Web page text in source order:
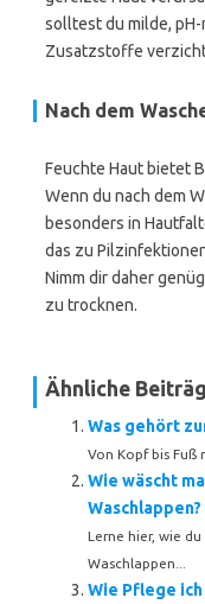
solltest du milde,
Zusatzstoffe
Nach dem
Feuchte Haut bietet
Wenn du nach dem
besonders in
das zu
Nimm dir daher
zu trocknen.
Ähnliche
Was gehört
Von Kopf bis Fuß
Wie wäscht
Waschlappen?
Lerne hier, wie
Waschlappen...
Wie Pflege